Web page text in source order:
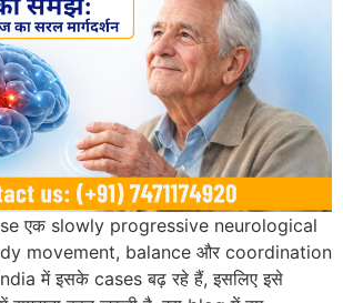
एक slowly progressive neurological
movement, balance और coordination
में इसके cases बढ़ रहे हैं, इसलिए इसे